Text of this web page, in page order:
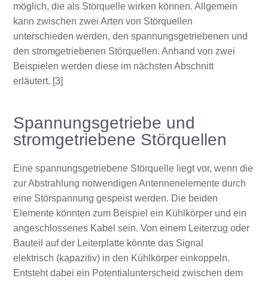
möglich, die als Störquelle wirken können. Allgemein
kann zwischen zwei Arten von Störquellen
unterschieden werden, den spannungsgetriebenen und
den stromgetriebenen Störquellen. Anhand von zwei
Beispielen werden diese im nächsten Abschnitt
erläutert. [3]
Spannungsgetriebe und
stromgetriebene Störquellen
Eine spannungsgetriebene Störquelle liegt vor, wenn die
zur Abstrahlung notwendigen Antennenelemente durch
eine Störspannung gespeist werden. Die beiden
Elemente könnten zum Beispiel ein Kühlkörper und ein
angeschlossenes Kabel sein. Von einem Leiterzug oder
Bauteil auf der Leiterplatte könnte das Signal
elektrisch (kapazitiv) in den Kühlkörper einkoppeln.
Entsteht dabei ein Potentialunterscheid zwischen dem